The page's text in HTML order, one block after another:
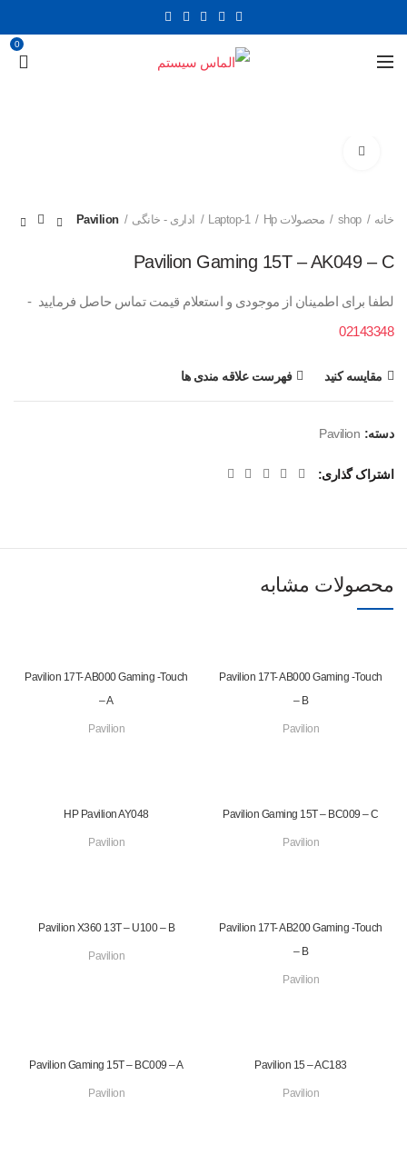
0
خانه shop محصولات Hp 1-Laptop اداری - خانگی Pavilion
Pavilion Gaming 15T – AK049 – C
لطفا برای اطمینان از موجودی و استعلام قیمت تماس حاصل فرمایید -
02143348
مقایسه کنید فهرست علاقه مندی ها
دسته: Pavilion
اشتراک گذاری
محصولات مشابه
Pavilion 17T- AB000 Gaming -Touch
– B
Pavilion
Pavilion 17T- AB000 Gaming -Touch
– A
Pavilion
Pavilion Gaming 15T – BC009 – C
Pavilion
HP Pavilion AY048
Pavilion
Pavilion 17T- AB200 Gaming -Touch
– B
Pavilion
Pavilion X360 13T – U100 – B
Pavilion
Pavilion 15 – AC183
Pavilion
Pavilion Gaming 15T – BC009 – A
Pavilion